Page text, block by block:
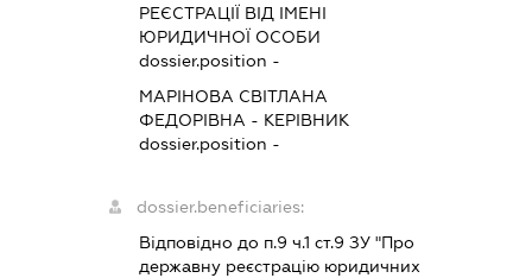
РЕЄСТРАЦІЇ ВІД ІМЕНІ
ЮРИДИЧНОЇ ОСОБИ
dossier.position -
МАРІНОВА СВІТЛАНА
ФЕДОРІВНА - КЕРІВНИК
dossier.position -
dossier.beneficiaries:
Відповідно до п.9 ч.1 ст.9 ЗУ "Про
державну реєстрацію юридичних